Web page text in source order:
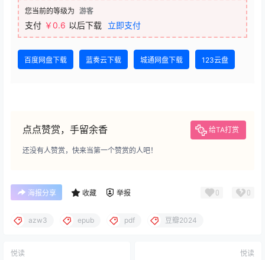
您当前的等级为 游客
支付 ￥0.6 以后下载 立即支付
百度网盘下载 蓝奏云下载 城通网盘下载 123云盘
点点赞赏，手留余香 给TA打赏
还没有人赞赏，快来当第一个赞赏的人吧！
海报分享 收藏 举报 0 0
azw3 epub pdf 豆瓣2024
悦读 悦读